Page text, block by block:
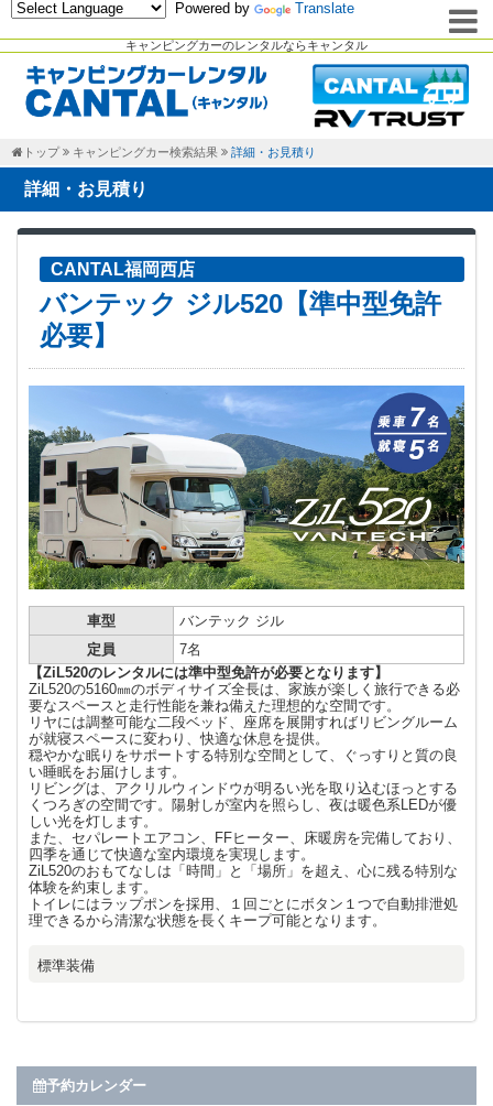
キャンピングカーのレンタルならキャンタル
Powered by Translate
トップ キャンピングカー検索結果 詳細・お見積り
詳細・お見積り
CANTAL福岡西店
バンテック ジル520【準中型免許
必要】
車型
バンテック ジル
定員
7名
【ZiL520のレンタルには準中型免許が必要となります】
ZiL520の5160㎜のボディサイズ全長は、家族が楽しく旅行できる必
要なスペースと走行性能を兼ね備えた理想的な空間です。
リヤには調整可能な二段ベッド、座席を展開すればリビングルーム
が就寝スペースに変わり、快適な休息を提供。
穏やかな眠りをサポートする特別な空間として、ぐっすりと質の良
い睡眠をお届けします。
リビングは、アクリルウィンドウが明るい光を取り込むほっとする
くつろぎの空間です。陽射しが室内を照らし、夜は暖色系LEDが優
しい光を灯します。
また、セパレートエアコン、FFヒーター、床暖房を完備しており、
四季を通じて快適な室内環境を実現します。
ZiL520のおもてなしは「時間」と「場所」を超え、心に残る特別な
体験を約束します。
トイレにはラップポンを採用、１回ごとにボタン１つで自動排泄処
理できるから清潔な状態を長くキープ可能となります。
標準装備
予約カレンダー